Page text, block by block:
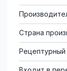
Страна
Рецептурный